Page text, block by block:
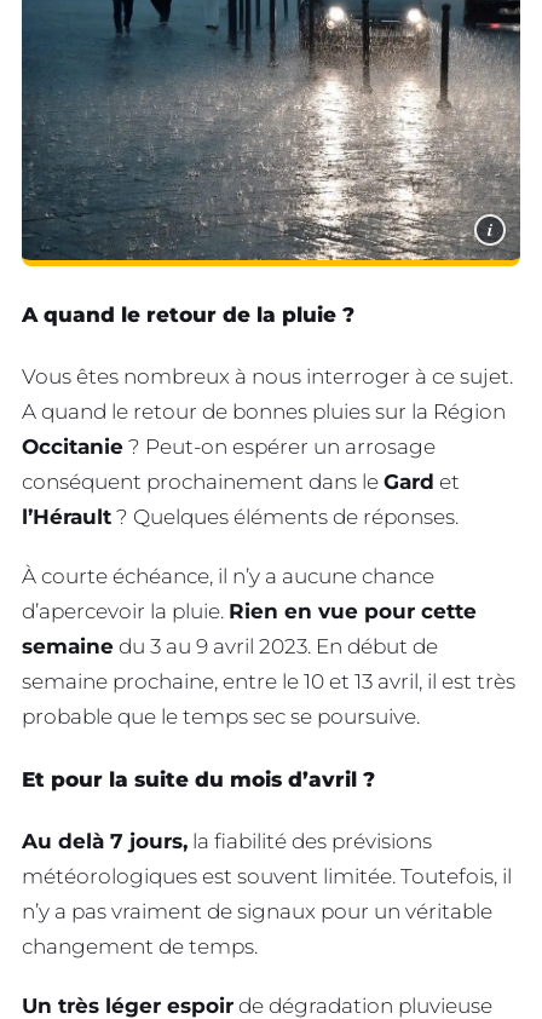
i
A quand le retour de la pluie ?
Vous êtes nombreux à nous interroger à ce sujet.
A quand le retour de bonnes pluies sur la Région
Occitanie ? Peut-on espérer un arrosage
conséquent prochainement dans le Gard et
l’Hérault ? Quelques éléments de réponses.
À courte échéance, il n’y a aucune chance
d’apercevoir la pluie. Rien en vue pour cette
semaine du 3 au 9 avril 2023. En début de
semaine prochaine, entre le 10 et 13 avril, il est très
probable que le temps sec se poursuive.
Et pour la suite du mois d’avril ?
Au delà 7 jours, la fiabilité des prévisions
météorologiques est souvent limitée. Toutefois, il
n’y a pas vraiment de signaux pour un véritable
changement de temps.
Un très léger espoir de dégradation pluvieuse